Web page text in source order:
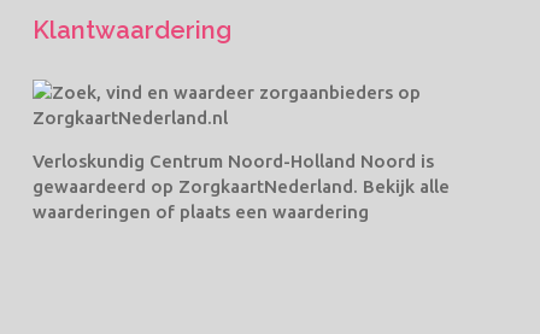
Klantwaardering
Verloskundig Centrum Noord-Holland Noord is
gewaardeerd op ZorgkaartNederland. Bekijk alle
waarderingen of plaats een waardering